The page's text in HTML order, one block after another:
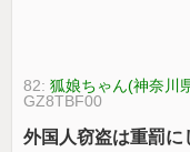
82:狐娘ちゃん(神奈川
GZ8TBF00
外国人窃盗は重罰